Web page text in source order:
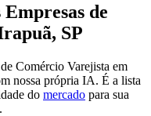
de
SP
Comércio Varejista em
nossa própria IA. É a lista
do mercado para sua